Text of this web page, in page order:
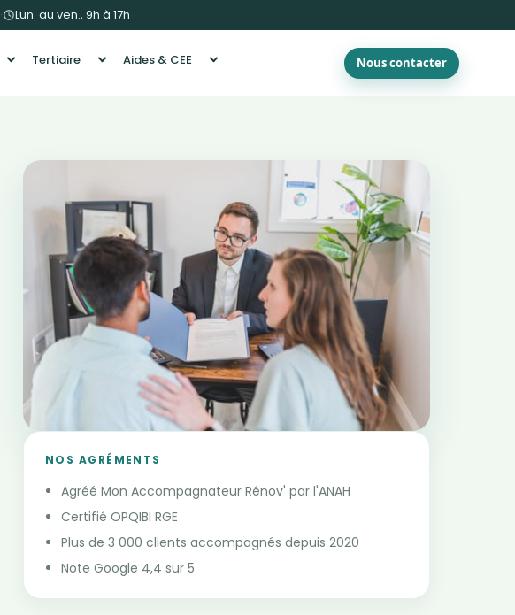
· Lun. au ven., 9h à 17h
Tertiaire Aides & CEE Nous contacter
NOS AGRÉMENTS
Agréé Mon Accompagnateur Rénov' par l'ANAH
Certifié OPQIBI RGE
Plus de 3 000 clients accompagnés depuis 2020
Note Google 4,4 sur 5